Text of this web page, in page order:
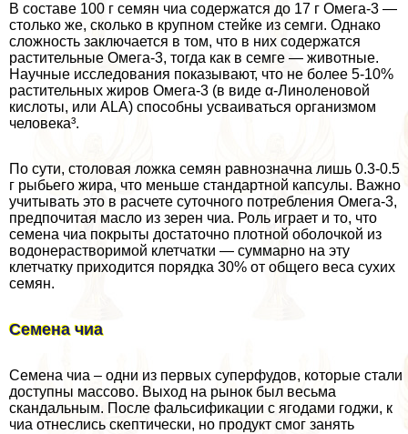
В составе 100 г семян чиа содержатся до 17 г Омега-3 —
столько же, сколько в крупном стейке из семги. Однако
сложность заключается в том, что в них содержатся
растительные Омега-3, тогда как в семге — животные.
Научные исследования показывают, что не более 5-10%
растительных жиров Омега-3 (в виде α-Линоленовой
кислоты, или ALA) способны усваиваться организмом
человека³.
По сути, столовая ложка семян равнозначна лишь 0.3-0.5
г рыбьего жира, что меньше стандартной капсулы. Важно
учитывать это в расчете суточного потрeбления Омега-3,
предпочитая масло из зерен чиа. Роль играет и то, что
семена чиа покрыты достаточно плотной оболочкой из
водонерастворимой клетчатки — суммарно на эту
клетчатку приходится порядка 30% от общего веса сухих
семян.
Семена чиа
Семена чиа – одни из первых суперфудов, которые стали
доступны массово. Выход на рынок был весьма
скандальным. После фальсификации с ягодами годжи, к
чиа отнеслись скептически, но продукт смог занять